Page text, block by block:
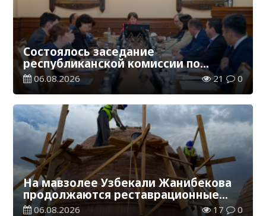
Состоялось заседание
республиканской комиссии по
присуждению образовательных
грантов
06.08.2026 21 0
На мавзолее Узбекали Жанибекова
продолжаются реставрационные
работы
06.08.2026 17 0